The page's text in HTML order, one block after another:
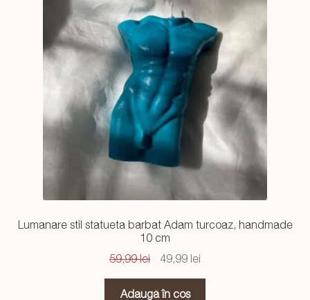
Lumanare stil statueta barbat Adam turcoaz, handmade
10 cm
59,99lei
Prețul
a
49,99 leiPrețul
Adaugă în coș